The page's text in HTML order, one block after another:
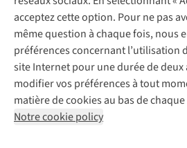
acceptez cette option. Pour ne pas
même question à chaque fois, nous
préférences concernant l’utilisation
site Internet pour une durée de deux
modifier vos préférences à tout
matière de cookies au bas de
Notre cookie policy
Mentions légales
Politique
Conditions générales